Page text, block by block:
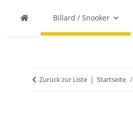
Billard / Snooker
Zurück zur Liste Startseite